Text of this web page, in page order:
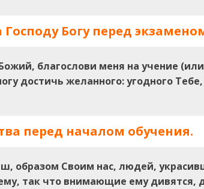
Богу перед
благослови меня на учение
достичь желанного: угодного
перед началом обучения.
образом Своим нас, людей,
так что внимающие ему дивятся,